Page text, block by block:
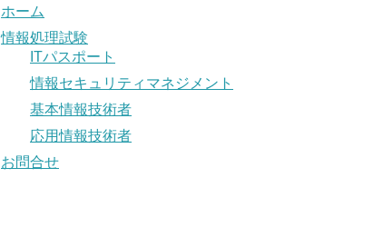
ホーム
情報処理試験
ITパスポート
情報セキュリティマネジメント
基本情報技術者
応用情報技術者
お問合せ